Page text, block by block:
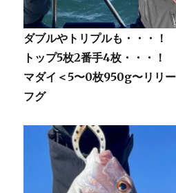
ダブルやトリプルも・・・！
トップ5枚2番手4枚・・・！
マダイ＜5〜0枚950g〜リリ
フグ